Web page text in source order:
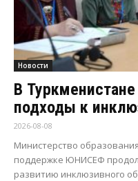
Новости
В
подходы к
2026-08-08
Министерство
поддержке ЮНИСЕФ
развитию инклюзивного